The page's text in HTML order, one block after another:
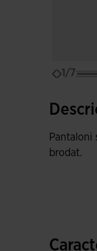
1/7
Pantaloni
brodat.